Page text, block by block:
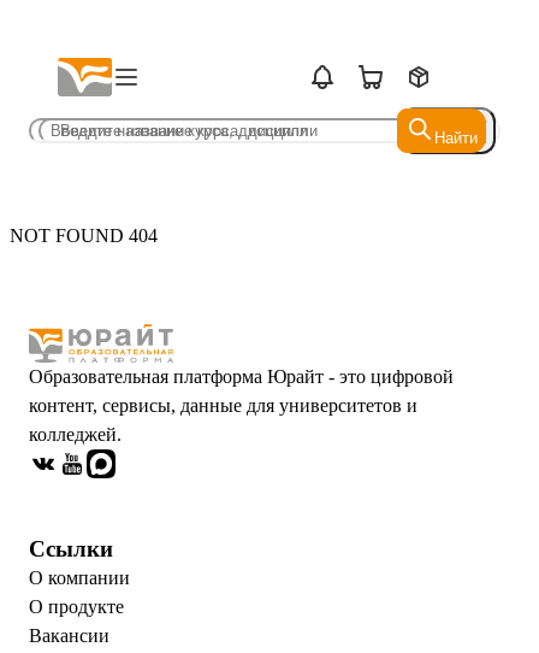
Найти
Найти
NOT FOUND 404
Образовательная платформа Юрайт - это цифровой
контент, сервисы, данные для университетов и
колледжей.
Ссылки
О компании
О продукте
Вакансии